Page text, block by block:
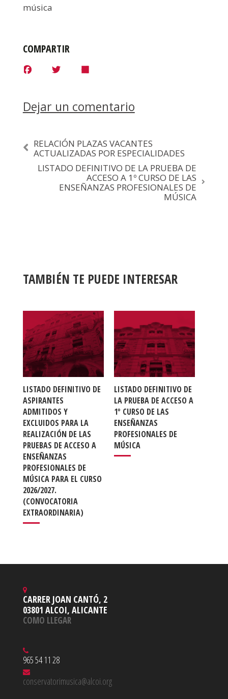
música
COMPARTIR
b
o
o
e
r
Dejar un comentario
RELACIÓN PLAZAS VACANTES
ACTUALIZADAS POR ESPECIALIDADES
LISTADO DEFINITIVO DE LA PRUEBA DE
ACCESO A 1º CURSO DE LAS
ENSEÑANZAS PROFESIONALES DE
MÚSICA
TAMBIÉN TE PUEDE INTERESAR
LISTADO DEFINITIVO DE
ASPIRANTES
ADMITIDOS Y
EXCLUIDOS PARA LA
REALIZACIÓN DE LAS
PRUEBAS DE ACCESO A
ENSEÑANZAS
PROFESIONALES DE
MÚSICA PARA EL CURSO
2026/2027.
(CONVOCATORIA
EXTRAORDINARIA)
LISTADO DEFINITIVO DE
LA PRUEBA DE ACCESO A
1º CURSO DE LAS
ENSEÑANZAS
PROFESIONALES DE
MÚSICA
CARRER JOAN CANTÓ, 2
03801 ALCOI, ALICANTE
COMO LLEGAR
965 54 11 28
conservatorimusica@alcoi.org